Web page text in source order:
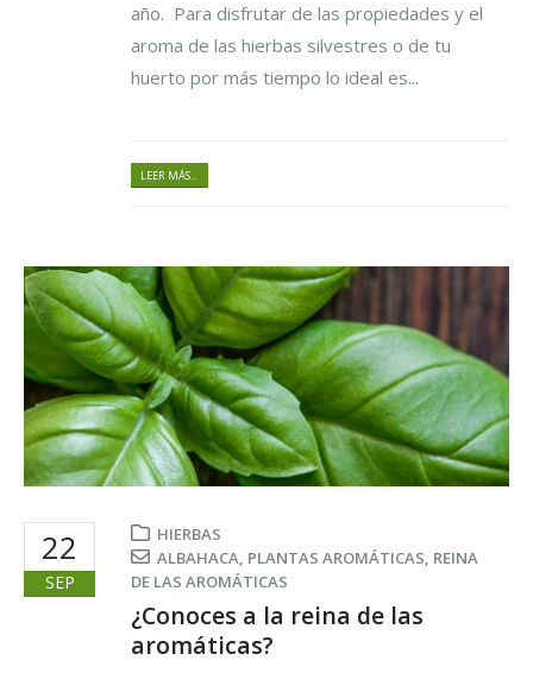
año. Para disfrutar de las propiedades y el
aroma de las hierbas silvestres o de tu
huerto por más tiempo lo ideal es...
LEER MÁS...
22
SEP
HIERBAS
ALBAHACA, PLANTAS AROMÁTICAS, REINA
DE LAS AROMÁTICAS
¿Conoces a la reina de las
aromáticas?